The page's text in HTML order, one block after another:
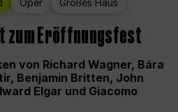
Oper Großes Haus
zum Eröffnungsfest
von Richard Wagner, Bára
Benjamin Britten, John
Elgar und Giacomo